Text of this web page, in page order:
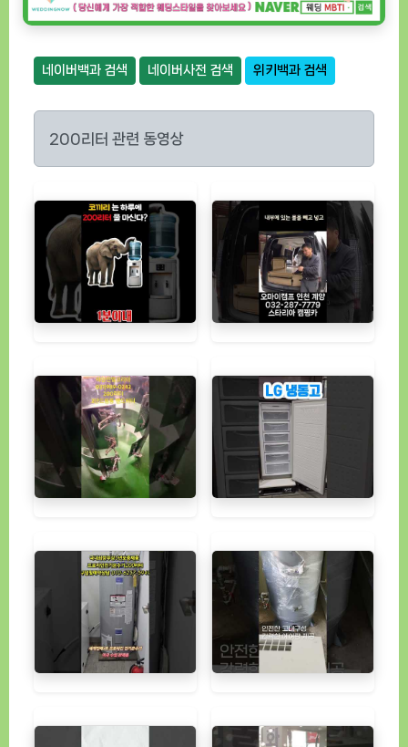
네이버백과 검색 네이버사전 검색 위키백과 검색
200리터 관련 동영상